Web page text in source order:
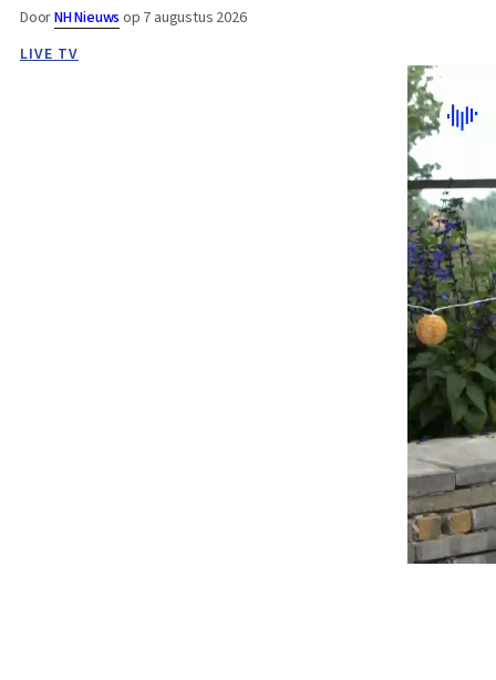
DoorNH Nieuws op 7 augustus 2026
LIVE TV